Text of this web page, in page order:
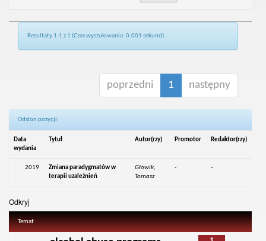
Rezultaty 1-1 z 1 (Czas wyszukiwania: 0.001 sekund).
poprzedni 1 następny
Odsłon pozycji:
Data
wydania
Tytuł Autor(rzy) Promotor Redaktor(rzy)
2019
Zmiana paradygmatów w
terapii uzależnień
Głowik,
Tomasz
- -
Odkryj
Temat